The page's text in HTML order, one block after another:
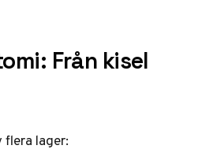
Från kisel
flera lager: